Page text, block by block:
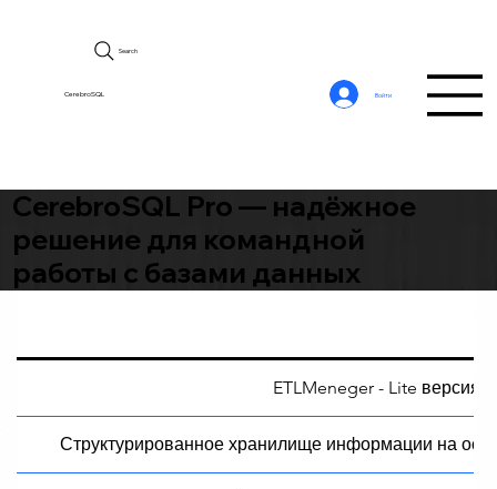
CerebroSQL
Search
Войти
CerebroSQL Pro — надёжное
решение для командной
работы с базами данных
ETLMeneger - Lite версия
Структурированное хранилище информации на